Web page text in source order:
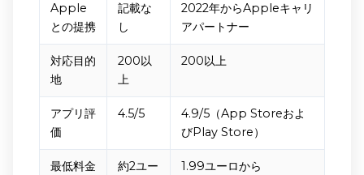
Apple
との提携
記載な
し
2022年からAppleキャリ
アパートナー
対応目的
地
200以
上
200以上
アプリ評
価
4.5/5
4.9/5（App Storeおよ
びPlay Store）
最低料金
約2ユー
1.99ユーロから